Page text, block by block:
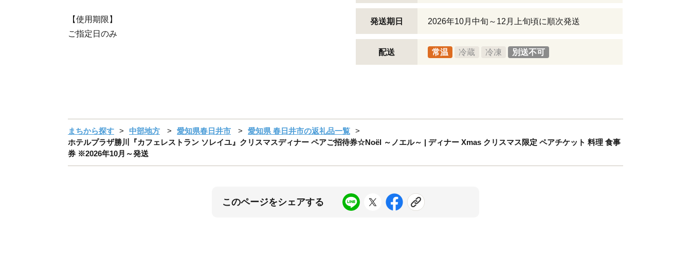
【使用期限】
ご指定日のみ
発送期日 2026年10月中旬～12月上旬頃に順次発送
配送 常温 冷蔵 冷凍 別送不可
まちから探す 中部地方 愛知県春日井市
愛知県 春日井市の返礼品一覧
ホテルプラザ勝川『カフェレストラン ソレイユ』クリスマスディナー ペアご招待券☆Noël ～ノエル～ | ディナー Xmas クリスマス限定 ペアチケット 料理 食事
券 ※2026年10月～発送
このページをシェアする